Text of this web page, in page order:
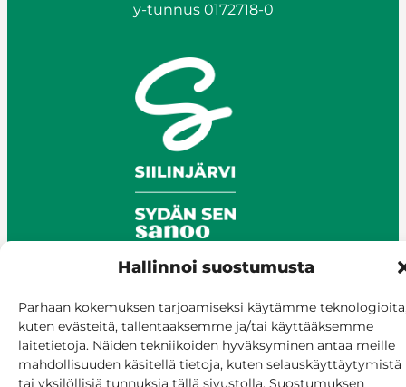
Hallinnoi suostumusta
Parhaan kokemuksen tarjoamiseksi käytämme
kuten evästeitä, tallentaaksemme ja/tai käyttääksemme
laitetietoja. Näiden tekniikoiden hyväksyminen antaa meille
mahdollisuuden käsitellä tietoja, kuten selauskäyttäytymistä
tai yksilöllisiä tunnuksia tällä sivustolla. Suostumuksen
y-tunnus 0172718-0
© Siilinjärvi 2025
Give feedback
Online services